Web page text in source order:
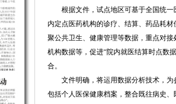
根据文件，试点地区可基于全国统一
内定点医药机构的诊疗、结算、药品耗
聚公共卫生、健康管理等数据，重点对
机构数据等，促进“院内就医结算时点数
合。
文件明确，将运用数据分析技术，为
包括个人医保健康档案，整合既往病史